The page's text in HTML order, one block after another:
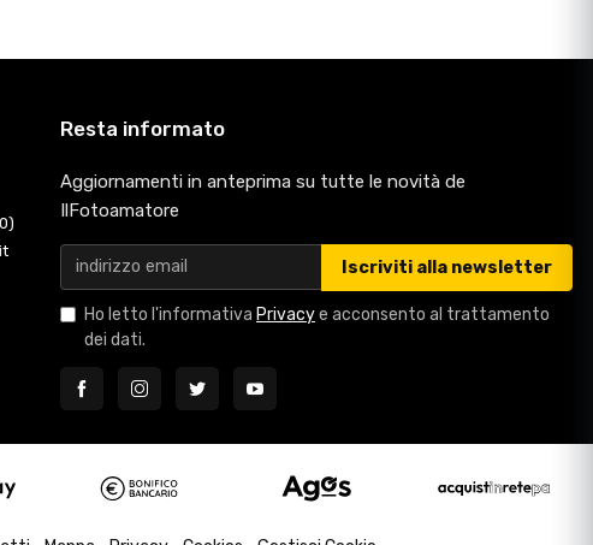
Resta informato
Aggiornamenti in anteprima su tutte le novità de
IlFotoamatore
Iscriviti alla newsletter
Ho letto l'informativa Privacye acconsento al trattamento
dei dati.